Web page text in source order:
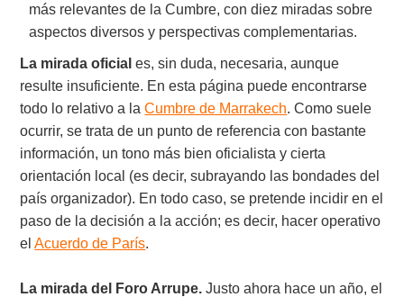
más relevantes de la Cumbre, con diez miradas sobre
aspectos diversos y perspectivas complementarias.
La mirada oficial es, sin duda, necesaria, aunque
resulte insuficiente. En esta página puede encontrarse
todo lo relativo a la Cumbre de Marrakech. Como suele
ocurrir, se trata de un punto de referencia con bastante
información, un tono más bien oficialista y cierta
orientación local (es decir, subrayando las bondades del
país organizador). En todo caso, se pretende incidir en el
paso de la decisión a la acción; es decir, hacer operativo
elAcuerdo de París.
La mirada del Foro Arrupe. Justo ahora hace un año, el